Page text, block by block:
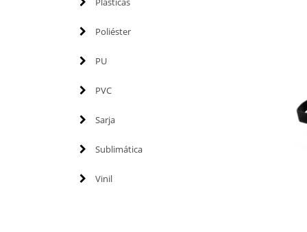
Poliéster
PU
PVC
Sarja
Sublimática
Vinil